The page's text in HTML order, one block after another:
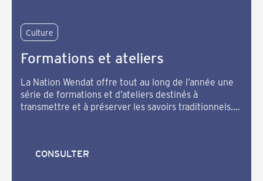
Culture
Formations et ateliers
La Nation Wendat offre tout au long de l’année une
série de formations et d’ateliers destinés à
transmettre et à préserver les savoirs traditionnels.
CONSULTER
CONSULTER